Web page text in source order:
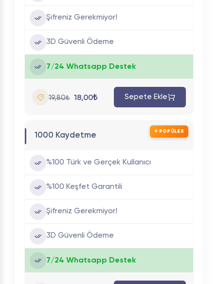
Şifreniz Gerekmiyor!
3D Güvenli Ödeme
7/24 Whatsapp Destek
19,80₺ 18,00₺ Sepete Ekle
⭐ POPÜLER
1000 Kaydetme
%100 Türk ve Gerçek Kullanıcı
%100 Keşfet Garantili
Şifreniz Gerekmiyor!
3D Güvenli Ödeme
7/24 Whatsapp Destek